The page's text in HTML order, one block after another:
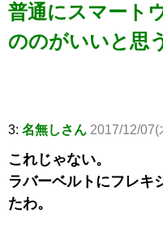
普通にスマート
ののがいいと思
3: 名無しさん 2017/12/07(
これじゃない。
ラバーベルトにフレキ
たわ。